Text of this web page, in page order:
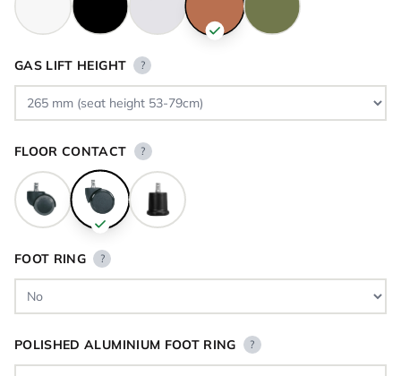
GAS LIFT HEIGHT ?
FLOOR CONTACT ?
FOOT RING ?
POLISHED ALUMINIUM FOOT RING ?